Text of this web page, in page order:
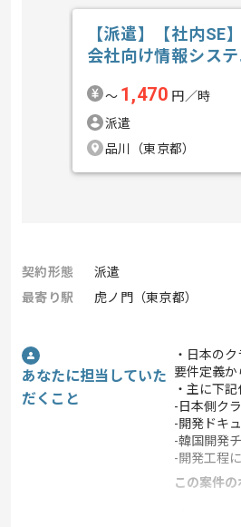
【派遣】【社内SE
会社向け情報システ
〜 1,470 円／時
派遣
品川（東京都）
契約形態
派遣
最寄り駅
虎ノ門（東京都）
あなたに担当していた
だくこと
・日本の
要件定義
・主に下
-日本側ク
-開発ドキ
-韓国開発
-開発工程
この案件の